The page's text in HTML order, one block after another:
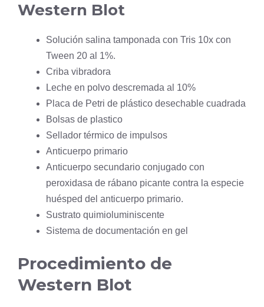
Western Blot
Solución salina tamponada con Tris 10x con
Tween 20 al 1%.
Criba vibradora
Leche en polvo descremada al 10%
Placa de Petri de plástico desechable cuadrada
Bolsas de plastico
Sellador térmico de impulsos
Anticuerpo primario
Anticuerpo secundario conjugado con
peroxidasa de rábano picante contra la especie
huésped del anticuerpo primario.
Sustrato quimioluminiscente
Sistema de documentación en gel
Procedimiento de
Western Blot